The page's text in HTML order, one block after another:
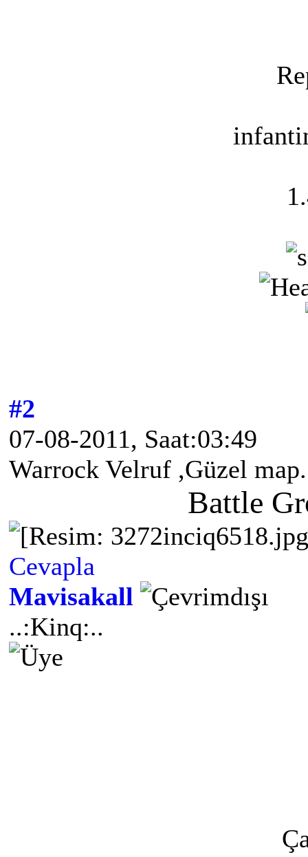
#2
07-08-2011, Saat:03:49
Warrock Velruf ,Güzel map.
Battle
Cevapla
Mavisakall
..:Kinq:..